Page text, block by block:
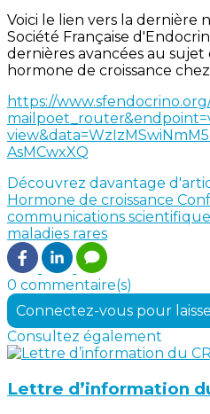
Voici le lien vers la dernière
Société Française
dernières avancées au
hormone de croissance
https://
AsMCwxXQ
Découvrez davantage
Hormone de croissance
communications
maladies rares
0 commentaire(s)
Connectez-vous pour
Consultez également
Lettre d’information